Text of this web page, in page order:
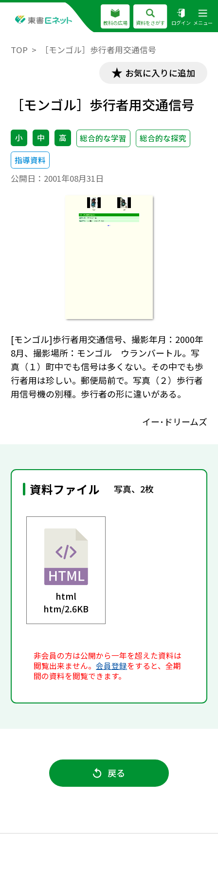
教科の広場 資料をさがす ログイン メニュー
TOP ［モンゴル］歩行者用交通信号
お気に入りに追加
［モンゴル］歩行者用交通信号
小 中 高 総合的な学習
総合的な探究
指導資料
公開日： 2001年08月31日
[モンゴル]歩行者用交通信号、撮影年月：2000年
8月、撮影場所：モンゴル ウランバートル。写
真（１）町中でも信号は多くない。その中でも歩
行者用は珍しい。郵便局前で。写真（２）歩行者
用信号機の別種。歩行者の形に違いがある。
イー･ドリームズ
資料ファイル 写真、2枚
html
htm/2.6KB
非会員の方は公開から一年を超えた資料は
閲覧出来ません。会員登録をすると、全期
間の資料を閲覧できます。
戻る